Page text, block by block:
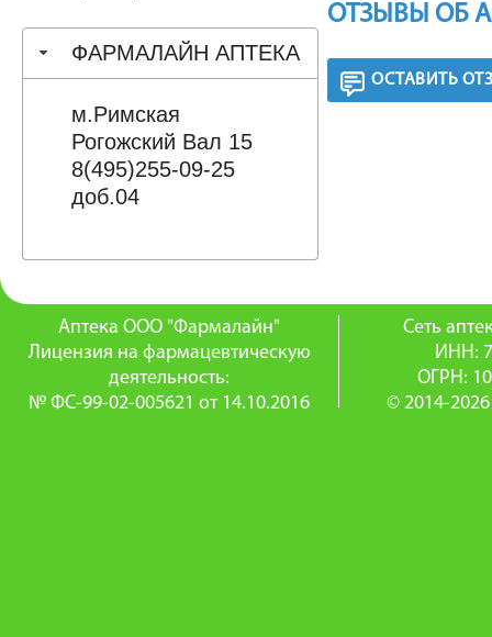
ФАРМАЛАЙН АПТЕКА
м.Римская
Рогожский Вал 15
8(495)255-09-25
доб.04
ОТЗЫВЫ ОБ
ОСТАВИТЬ
Аптека ООО "Фармалайн"
Лицензия на фармацевтическую
деятельность:
№ ФС-99-02-005621 от 14.10.2016
Сеть
ИНН:
ОГРН:
© 2014-